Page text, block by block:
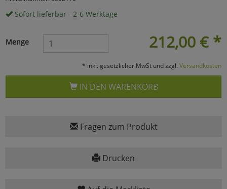
Sofort lieferbar - 2-6 Werktage
212,00 € *
Menge
* inkl. gesetzlicher MwSt und zzgl. Versandkosten
IN DEN WARENKORB
Fragen zum Produkt
Drucken
Marketing
Umfragetools
Cookies
Alle Akzeptieren
zurück zu Haupptseite